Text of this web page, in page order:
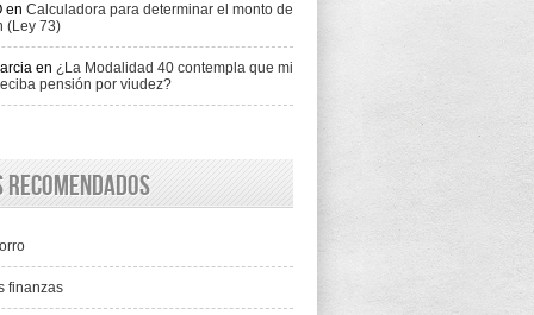
en Calculadora para determinar el monto de
(Ley 73)
en ¿La Modalidad 40 contempla que mi
pensión por viudez?
finanzas